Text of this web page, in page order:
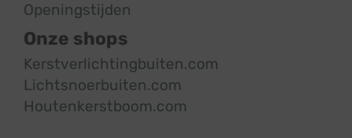
Openingstijden
Onze shops
Kerstverlichtingbuiten.com
Lichtsnoerbuiten.com
Houtenkerstboom.com